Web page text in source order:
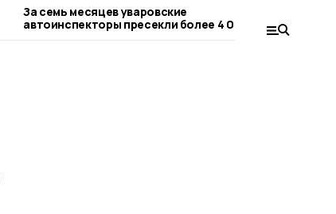
За семь месяцев уваровские
автоинспекторы пресекли более 4 000
нарушений